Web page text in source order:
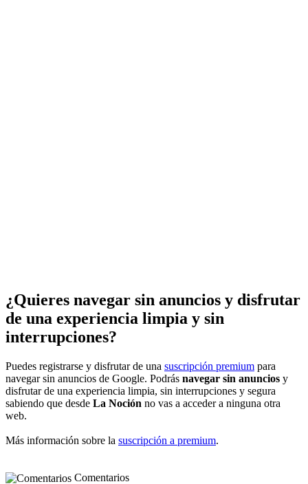
¿Quieres navegar sin anuncios y disfrutar
de una experiencia limpia y sin
interrupciones?
Puedes registrarse y disfrutar de una suscripción premium para
navegar sin anuncios de Google. Podrás navegar sin anuncios y
disfrutar de una experiencia limpia, sin interrupciones y segura
sabiendo que desde La Noción no vas a acceder a ninguna otra
web.
Más información sobre la suscripción a premium.
Comentarios